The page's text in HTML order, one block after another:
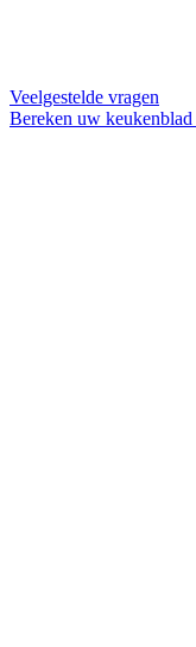
Veelgestelde vragen
Bereken uw keukenblad